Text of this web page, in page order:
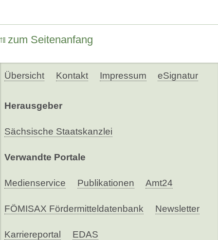
zum Seitenanfang
Übersicht Kontakt Impressum eSignatur
Herausgeber
Sächsische Staatskanzlei
Verwandte Portale
Medienservice Publikationen Amt24
FÖMISAX Fördermitteldatenbank Newsletter
Karriereportal EDAS